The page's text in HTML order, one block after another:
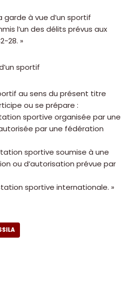
garde à vue d’un sportif
l’un des délits prévus aux
28. »
sportif
au sens du présent titre
ou se prépare :
sportive organisée par une
par une fédération
sportive soumise à une
ou d’autorisation prévue par
sportive internationale. »